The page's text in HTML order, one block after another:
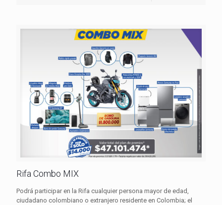
Rifa Combo MIX
Podrá participar en la Rifa cualquier persona mayor de edad,
ciudadano colombiano o extranjero residente en Colombia; el